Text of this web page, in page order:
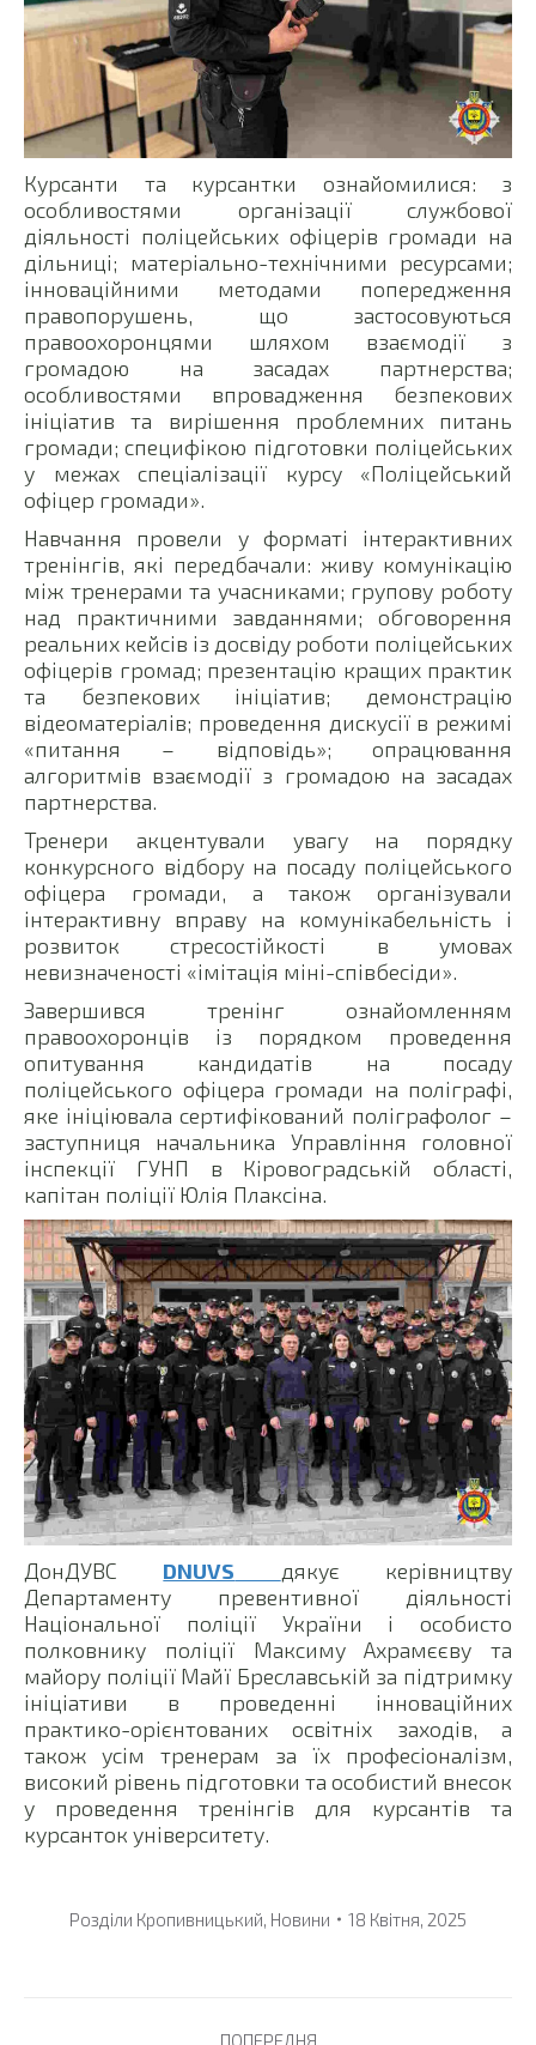
Курсанти та курсантки ознайомилися: з
особливостями організації службової
діяльності поліцейських офіцерів громади на
дільниці; матеріально-технічними ресурсами;
інноваційними методами попередження
правопорушень, що застосовуються
правоохоронцями шляхом взаємодії з
громадою на засадах партнерства;
особливостями впровадження безпекових
ініціатив та вирішення проблемних питань
громади; специфікою підготовки поліцейських
у межах спеціалізації курсу «Поліцейський
офіцер громади».
Навчання провели у форматі інтерактивних
тренінгів, які передбачали: живу комунікацію
між тренерами та учасниками; групову роботу
над практичними завданнями; обговорення
реальних кейсів із досвіду роботи поліцейських
офіцерів громад; презентацію кращих практик
та безпекових ініціатив; демонстрацію
відеоматеріалів; проведення дискусії в режимі
«питання – відповідь»; опрацювання
алгоритмів взаємодії з громадою на засадах
партнерства.
Тренери акцентували увагу на порядку
конкурсного відбору на посаду поліцейського
офіцера громади, а також організували
інтерактивну вправу на комунікабельність і
розвиток стресостійкості в умовах
невизначеності «імітація міні-співбесіди».
Завершився тренінг ознайомленням
правоохоронців із порядком проведення
опитування кандидатів на посаду
поліцейського офіцера громади на поліграфі,
яке ініціювала сертифікований поліграфолог –
заступниця начальника Управління головної
інспекції ГУНП в Кіровоградській області,
капітан поліції Юлія Плаксіна.
ДонДУВС DNUVS
дякує керівництву
Департаменту превентивної діяльності
Національної поліції України і особисто
полковнику поліції Максиму Ахрамєєву та
майору поліції Майї Бреславській за підтримку
ініціативи в проведенні інноваційних
практико-орієнтованих освітніх заходів, а
також усім тренерам за їх професіоналізм,
високий рівень підготовки та особистий внесок
у проведення тренінгів для курсантів та
курсанток університету.
Розділи Кропивницький, Новини 18 Квітня, 2025
ПОПЕРЕДНЯ